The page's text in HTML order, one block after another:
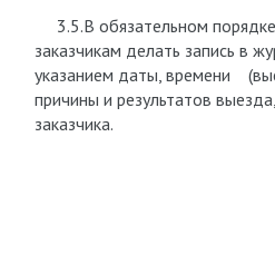
3.5.В обязательном
заказчикам делать запись в
указанием даты, времени
причины и результатов
заказчика.